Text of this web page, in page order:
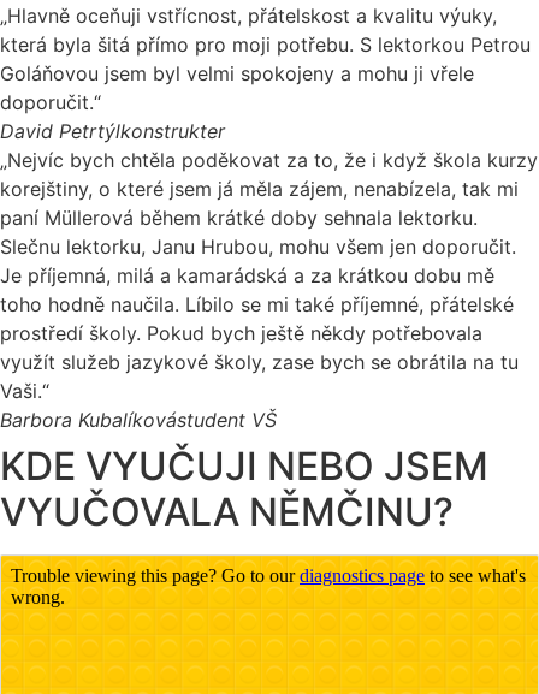
„Hlavně oceňuji vstřícnost, přátelskost a kvalitu výuky,
která byla šitá přímo pro moji potřebu. S lektorkou Petrou
Goláňovou jsem byl velmi spokojeny a mohu ji vřele
doporučit.“
David Petrtýlkonstrukter
„Nejvíc bych chtěla poděkovat za to, že i když škola kurzy
korejštiny, o které jsem já měla zájem, nenabízela, tak mi
paní Müllerová během krátké doby sehnala lektorku.
Slečnu lektorku, Janu Hrubou, mohu všem jen doporučit.
Je příjemná, milá a kamarádská a za krátkou dobu mě
toho hodně naučila. Líbilo se mi také příjemné, přátelské
prostředí školy. Pokud bych ještě někdy potřebovala
využít služeb jazykové školy, zase bych se obrátila na tu
Vaši.“
Barbora Kubalíkovástudent VŠ
KDE VYUČUJI NEBO JSEM
VYUČOVALA NĚMČINU?